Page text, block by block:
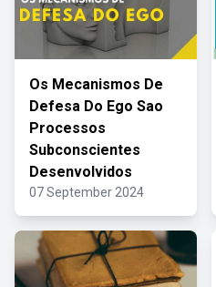
Os Mecanismos De
Defesa Do Ego Sao
Processos
Subconscientes
Desenvolvidos
07 September 2024